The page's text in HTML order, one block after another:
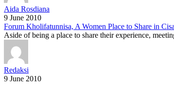
Aida Rosdiana
9 June 2010
Forum Kholifatunnisa, A Women Place to Share in
Aside of being a place to share their experience,
Redaksi
9 June 2010